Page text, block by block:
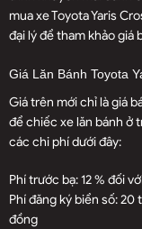
mua xe Toyota Yaris
đại lý để tham khảo giá
Giá Lăn Bánh Toyota
Giá trên mới chỉ là giá
để chiếc xe lăn bánh ở
các chi phí dưới đây:
Phí trước bạ: 12 % đối
Phí đăng ký biển số: 20
đồng